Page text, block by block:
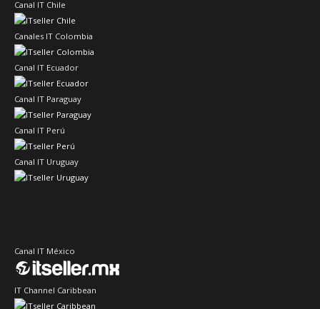
Canal IT Chile
Canales IT Colombia
Canal IT Ecuador
Canal IT Paraguay
Canal IT Perú
Canal IT Uruguay
Canal IT México
IT Channel Caribbean